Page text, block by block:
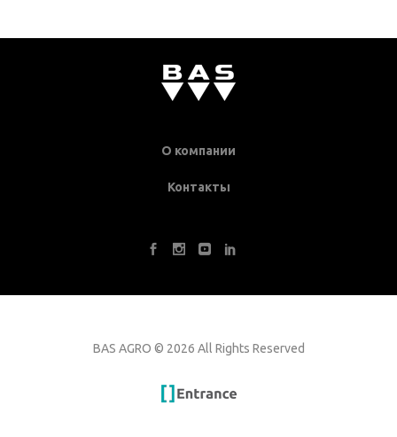
О компании
Контакты
BAS AGRO © 2026 All Rights Reserved